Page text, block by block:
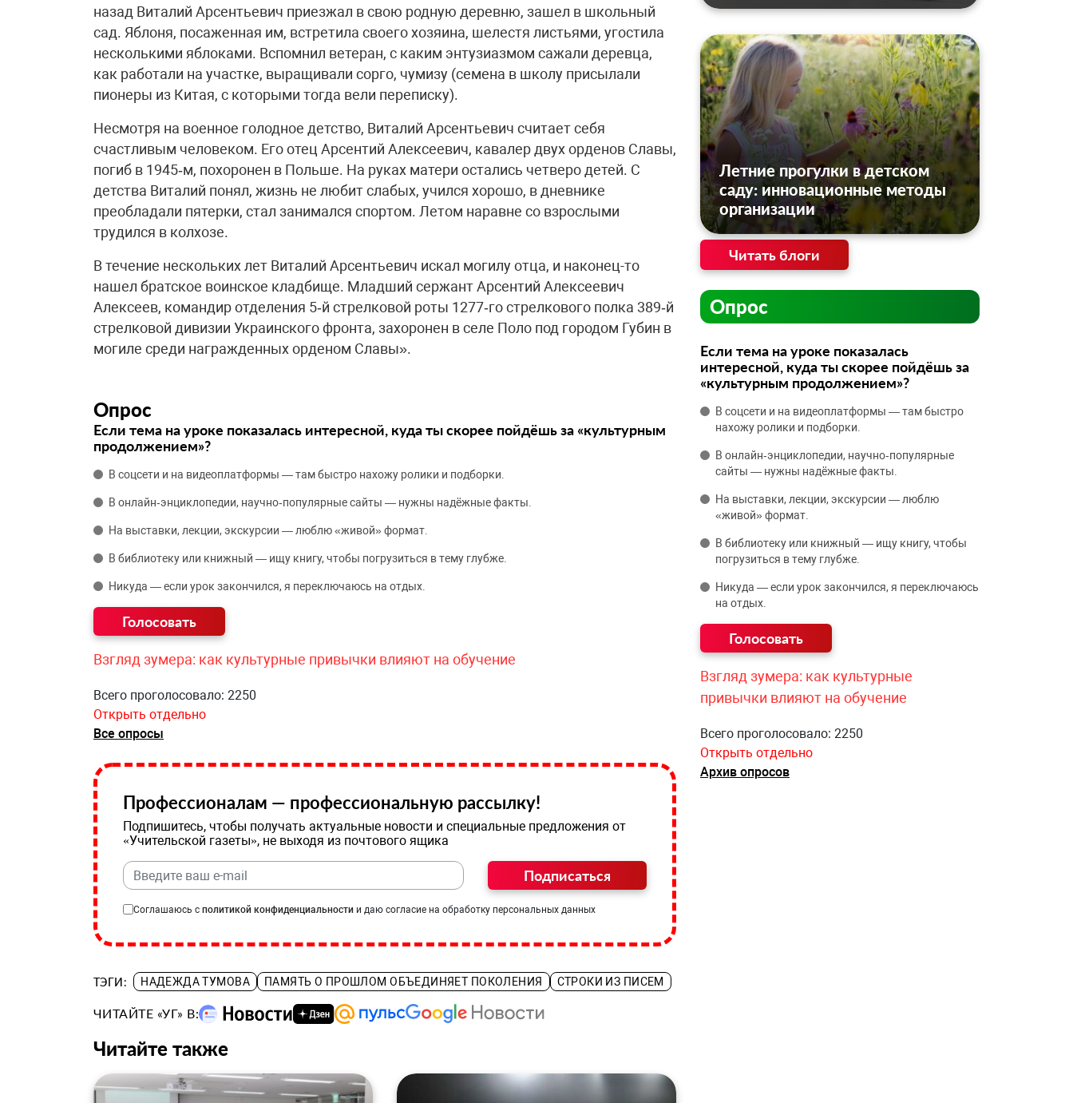
назад Виталий Арсентьевич приезжал в свою родную деревню, зашел в школьный
сад. Яблоня, посаженная им, встретила своего хозяина, шелестя листьями, угостила
несколькими яблоками. Вспомнил ветеран, с каким энтузиазмом сажали деревца,
как работали на участке, выращивали сорго, чумизу (семена в школу присылали
пионеры из Китая, с которыми тогда вели переписку).
Несмотря на военное голодное детство, Виталий Арсентьевич считает себя
счастливым человеком. Его отец Арсентий Алексеевич, кавалер двух орденов Славы,
погиб в 1945‑м, похоронен в Польше. На руках матери остались четверо детей. С
детства Виталий понял, жизнь не любит слабых, учился хорошо, в дневнике
преобладали пятерки, стал занимался спортом. Летом наравне со взрослыми
трудился в колхозе.
В течение нескольких лет Виталий Арсентьевич искал могилу отца, и наконец-то
нашел братское воинское кладбище. Младший сержант Арсентий Алексеевич
Алексеев, командир отделения 5‑й стрелковой роты 1277‑го стрелкового полка 389‑й
стрелковой дивизии Украинского фронта, захоронен в селе Поло под городом Губин в
могиле среди награжденных орденом Славы».
Опрос
Если тема на уроке показалась интересной, куда ты скорее пойдёшь за «культурным
продолжением»?
В соцсети и на видеоплатформы — там быстро нахожу ролики и подборки.
В онлайн‑энциклопедии, научно‑популярные сайты — нужны надёжные факты.
На выставки, лекции, экскурсии — люблю «живой» формат.
В библиотеку или книжный — ищу книгу, чтобы погрузиться в тему глубже.
Никуда — если урок закончился, я переключаюсь на отдых.
Взгляд зумера: как культурные привычки влияют на обучение
Всего проголосовало: 2250
Открыть отдельно
Все опросы
Профессионалам — профессиональную рассылку!
Подпишитесь, чтобы получать актуальные новости и специальные предложения от
«Учительской газеты», не выходя из почтового ящика
Подписаться
Соглашаюсь с политикой конфиденциальности и даю согласие на обработку персональных данных
ТЭГИ: НАДЕЖДА ТУМОВА ПАМЯТЬ О ПРОШЛОМ ОБЪЕДИНЯЕТ ПОКОЛЕНИЯ СТРОКИ ИЗ ПИСЕМ
ЧИТАЙТЕ «УГ» В:
Читайте также
Летние прогулки в детском
саду: инновационные методы
организации
Читать блоги
Опрос
Если тема на уроке показалась
интересной, куда ты скорее пойдёшь за
«культурным продолжением»?
В соцсети и на видеоплатформы — там быстро
нахожу ролики и подборки.
В онлайн‑энциклопедии, научно‑популярные
сайты — нужны надёжные факты.
На выставки, лекции, экскурсии — люблю
«живой» формат.
В библиотеку или книжный — ищу книгу, чтобы
погрузиться в тему глубже.
Никуда — если урок закончился, я переключаюсь
на отдых.
Взгляд зумера: как культурные
привычки влияют на обучение
Всего проголосовало: 2250
Открыть отдельно
Архив опросов